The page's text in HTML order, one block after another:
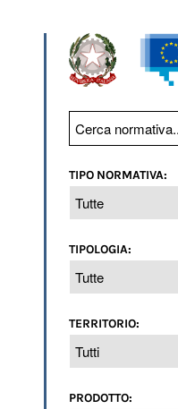
TIPO NORMATIVA:
TIPOLOGIA:
TERRITORIO:
PRODOTTO: